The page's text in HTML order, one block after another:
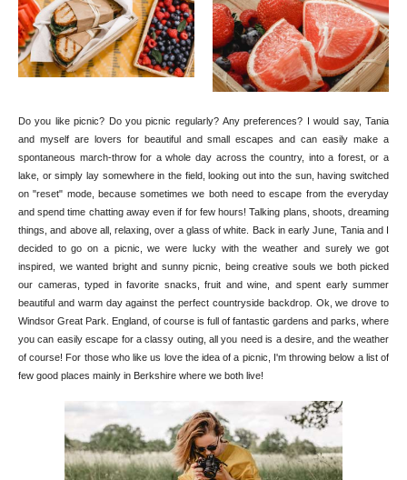
Do you like picnic? Do you picnic regularly? Any preferences? I would say, Tania
and myself are lovers for beautiful and small escapes and can easily make a
spontaneous march-throw for a whole day across the country, into a forest, or a
lake, or simply lay somewhere in the field, looking out into the sun, having switched
on "reset" mode, because sometimes we both need to escape from the everyday
and spend time chatting away even if for few hours! Talking plans, shoots, dreaming
things, and above all, relaxing, over a glass of white. Back in early June, Tania and I
decided to go on a picnic, we were lucky with the weather and surely we got
inspired, we wanted bright and sunny picnic, being creative souls we both picked
our cameras, typed in favorite snacks, fruit and wine, and spent early summer
beautiful and warm day against the perfect countryside backdrop. Ok, we drove to
Windsor Great Park. England, of course is full of fantastic gardens and parks, where
you can easily escape for a classy outing, all you need is a desire, and the weather
of course! For those who like us love the idea of a picnic, I'm throwing below a list of
few good places mainly in Berkshire where we both live!